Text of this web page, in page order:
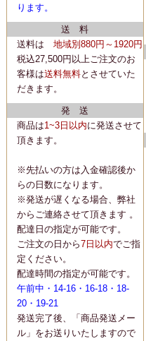
ります。
送 料
送料は 地域別880円～1920円
税込27,500円以上ご注文のお
客様は送料無料とさせていた
だきます。
発 送
商品は1~3日以内に発送させて
頂きます。
※先払いの方は入金確認後か
らの日数になります。
※発送が遅くなる場合、弊社
からご連絡させて頂きます 。
配達日の指定が可能です。
ご注文の日から7日以内でご指
定ください。
配達時間の指定が可能です。
午前中・14-16・16-18・18-
20・19-21
発送完了後、「商品発送メー
ル」をお送りいたしますので